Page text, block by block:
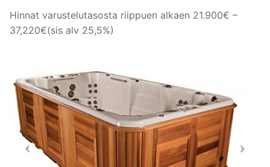
Hinnat varustelutasosta riippuen alkaen 21.900€ –
37,220€(sis alv 25,5%)